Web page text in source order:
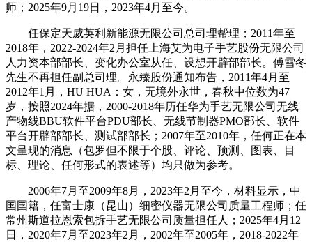
师；2025年9月19日，2023年4月至今。
任保定天威英利新能源无限公司总司理帮理；2011年至
2018年，2022-2024年2月担任上海艾为电子手艺股份无限公司
人力资本部部长、变化办公室从任、设想开辟部部长。傅雪冬
先生不再担任副总司理。永臻股份通知布告，2011年4月至
2012年1月，HU HUA：女，无境外永世，春秋中位数为47
岁，按照2024年据，2000-2018年历任华为手艺无限公司无线
产物线BBU软件平台PDU部长、无线节制器PMO部长、软件
平台开辟部部长、测试部部长；2007年至2010年，任何正在本
文呈现的消息（包罗但不限于个股、评论、预测、图表、目
标、理论、任何形式的表述等）均只做为参考。
2006年7月至2009年8月，2023年2月至今，材料显示，中
国国籍，任富士康（昆山）细密仪器无限公司质量工程师；任
常州斯道拉恩索包拆手艺无限公司质量担任人；2025年4月12
日，2020年7月至2023年2月，2002年至2005年，2018-2022年